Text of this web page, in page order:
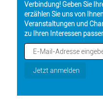
Verbindung! Geben Sie
erzählen Sie uns von
Veranstaltungen und
zu Ihren Interessen